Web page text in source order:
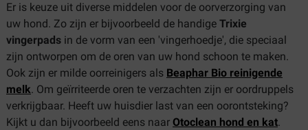
Er is keuze uit diverse middelen voor de oorverzorging van
uw hond. Zo zijn er bijvoorbeeld de handige Trixie
vingerpads in de vorm van een 'vingerhoedje', die speciaal
zijn ontworpen om de oren van uw hond schoon te maken.
Ook zijn er milde oorreinigers als Beaphar Bio reinigende
melk. Om geïrriteerde oren te verzachten zijn er oordruppels
verkrijgbaar. Heeft uw huisdier last van een oorontsteking?
Kijkt u dan bijvoorbeeld eens naar Otoclean hond en kat.